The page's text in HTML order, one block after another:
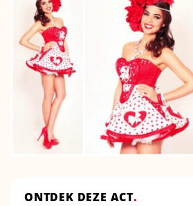
ONTDEK DEZE ACT.